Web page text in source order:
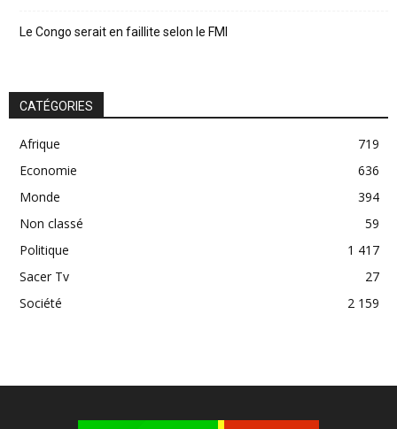
Le Congo serait en faillite selon le FMI
CATÉGORIES
Afrique
719
Economie
636
Monde
394
Non classé
59
Politique
1 417
Sacer Tv
27
Société
2 159